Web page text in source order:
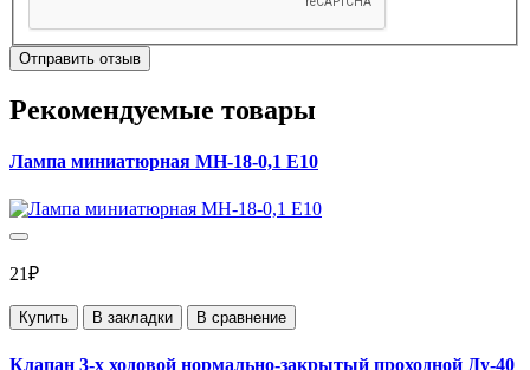
Отправить отзыв
Рекомендуемые товары
Лампа миниатюрная МН-18-0,1 Е10
21₽
Купить В закладки В сравнение
Клапан 3-х ходовой нормально-закрытый проходной Ду-40